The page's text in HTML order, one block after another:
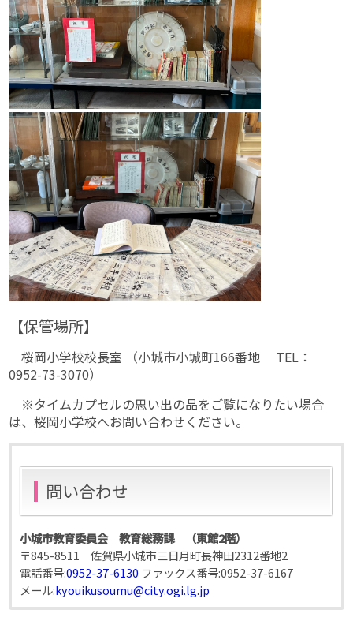
【保管場所】
桜岡小学校校長室 （小城市小城町166番地 TEL：
0952-73-3070）
※タイムカプセルの思い出の品をご覧になりたい場合
は、桜岡小学校へお問い合わせください。
問い合わせ
小城市教育委員会 教育総務課 （東館2階）
〒845-8511 佐賀県小城市三日月町長神田2312番地2
電話番号:0952-37-6130 ファックス番号:0952-37-6167
メール:kyouikusoumu@city.ogi.lg.jp